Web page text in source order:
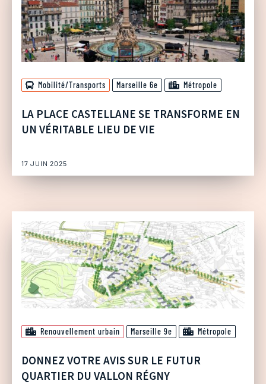
Mobilité/Transports Marseille 6e Métropole
LA PLACE CASTELLANE SE TRANSFORME EN
UN VÉRITABLE LIEU DE VIE
17 JUIN 2025
Renouvellement urbain Marseille 9e Métropole
DONNEZ VOTRE AVIS SUR LE FUTUR
QUARTIER DU VALLON RÉGNY